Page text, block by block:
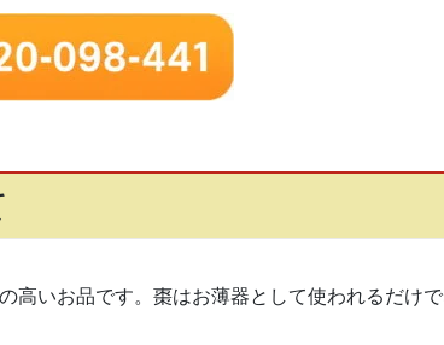
いお品です。棗はお薄器として使われるだけ